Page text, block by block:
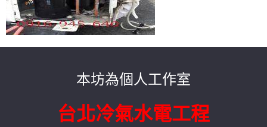
本坊為個人工作室
台北冷氣水電工程